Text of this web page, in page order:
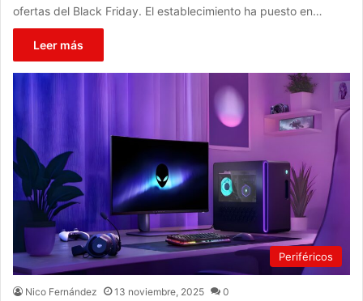
ofertas del Black Friday. El establecimiento ha puesto en…
Leer más
Periféricos
Nico Fernández 13 noviembre, 2025 0